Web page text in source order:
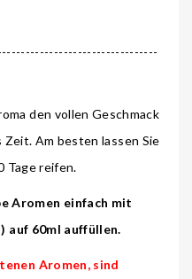
den vollen Geschmack
Am besten lassen Sie
Tage reifen.
Aromen einfach mit
auf 60ml auffüllen.
Aromen, sind